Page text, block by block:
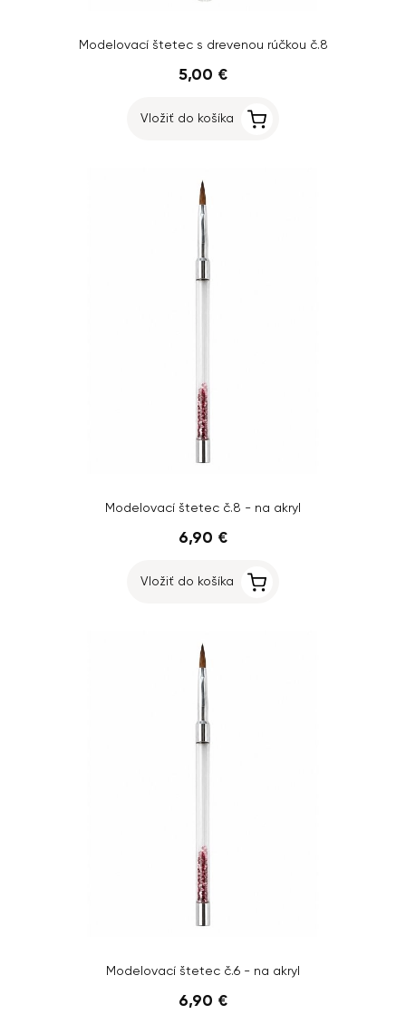
Modelovací štetec s drevenou rúčkou č.8
5,00 €
Vložiť do košíka
Modelovací štetec č.8 - na akryl
6,90 €
Vložiť do košíka
Modelovací štetec č.6 - na akryl
6,90 €